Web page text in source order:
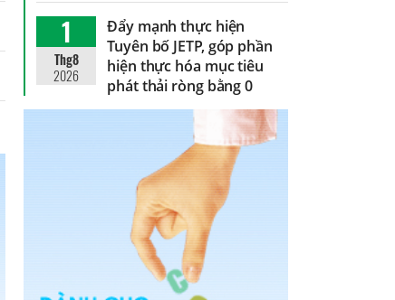
1
Thg8
2026
Đẩy mạnh thực hiện
Tuyên bố JETP, góp phần
hiện thực hóa mục tiêu
phát thải ròng bằng 0